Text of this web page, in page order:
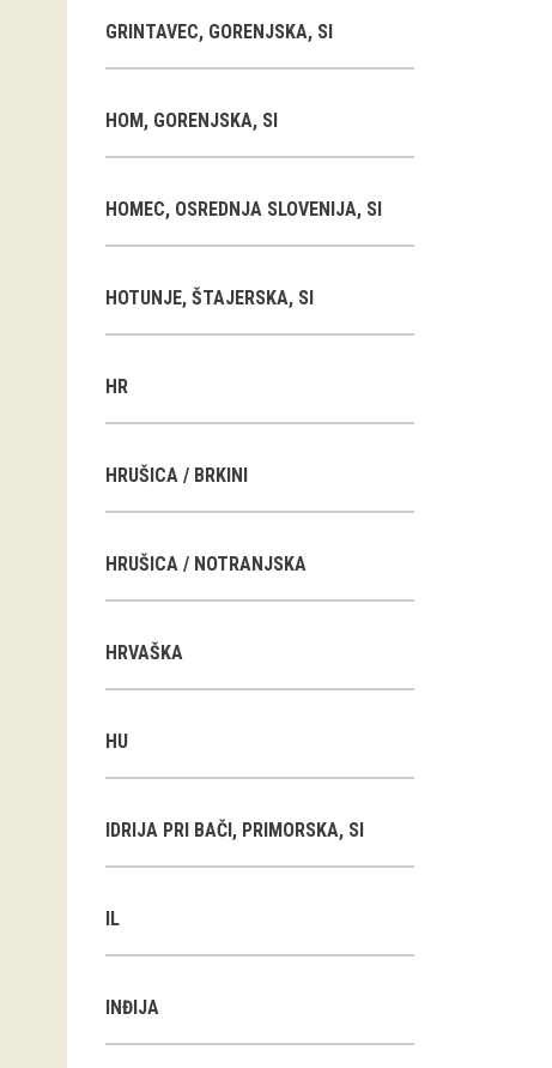
GRINTAVEC, GORENJSKA, SI
HOM, GORENJSKA, SI
HOMEC, OSREDNJA SLOVENIJA, SI
HOTUNJE, ŠTAJERSKA, SI
HR
HRUŠICA / BRKINI
HRUŠICA / NOTRANJSKA
HRVAŠKA
HU
IDRIJA PRI BAČI, PRIMORSKA, SI
IL
INĐIJA